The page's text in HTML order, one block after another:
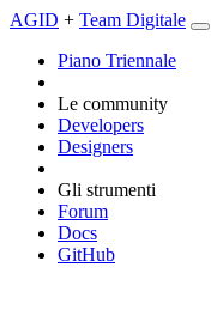
AGID + Team Digitale
Piano Triennale
Le community
Developers
Designers
Gli strumenti
Forum
Docs
GitHub